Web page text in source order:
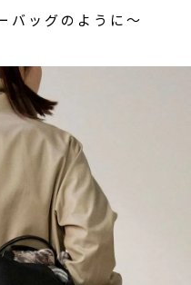
バッグのように〜